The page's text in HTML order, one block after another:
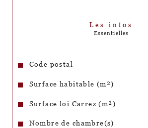
Les infos
Essentielles
Caractéristiques Valeurs
Code postal
Surface habitable (m²)
Surface loi Carrez (m²)
Nombre de chambre(s)